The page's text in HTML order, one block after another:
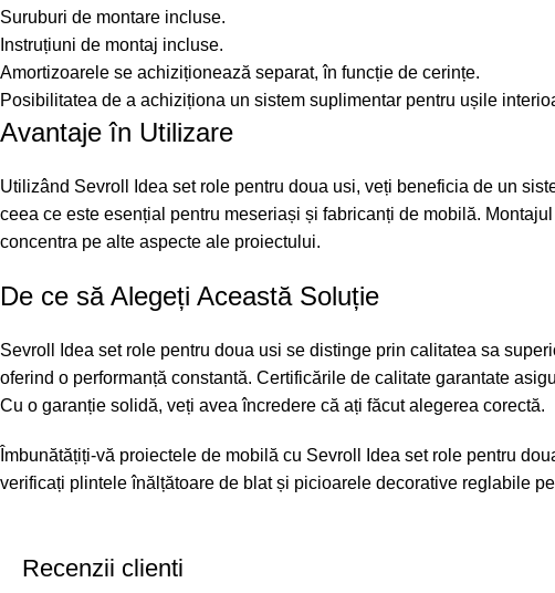
Suruburi de montare incluse.
Instruțiuni de montaj incluse.
Amortizoarele se achiziționează separat, în funcție de cerințe.
Posibilitatea de a achiziționa un sistem suplimentar pentru ușile
Avantaje în Utilizare
Utilizând Sevroll Idea set role pentru doua usi, veți beneficia de un
ceea ce este esențial pentru meseriași și fabricanți de mobilă.
concentra pe alte aspecte ale proiectului.
De ce să Alegeți Această Soluție
Sevroll Idea set role pentru doua usi se distinge prin calitatea sa
oferind o performanță constantă. Certificările de calitate garantate
Cu o garanție solidă, veți avea încredere că ați făcut alegerea corectă.
Îmbunătățiți-vă proiectele de mobilă cu Sevroll Idea set role pentru
verificați plintele înălțătoare de blatși picioarele decorative reglabile
Recenzii clienti